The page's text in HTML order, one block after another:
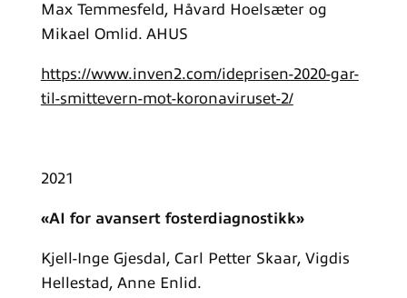
Max Temmesfeld, Håvard Hoelsæter og
Mikael Omlid. AHUS
https://www.inven2.com/ideprisen-2020-gar-
til-smittevern-mot-koronaviruset-2/
2021
«AI for avansert fosterdiagnostikk»
Kjell-Inge Gjesdal, Carl Petter Skaar, Vigdis
Hellestad, Anne Enlid.